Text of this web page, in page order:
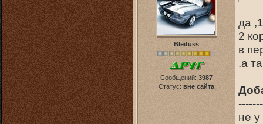
Bleifuss
Сообщений: 3987
Статус: вне сайта
да
2
в
.а
не у